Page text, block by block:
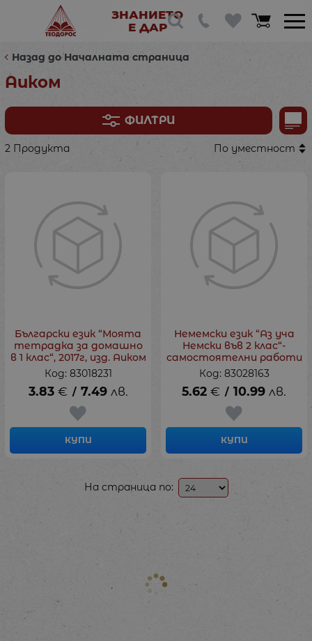
ЗНАНИЕТО
Е ДАР
Назад до Началната страница
Аиком
ФИЛТРИ
2 Продукта По уместност
Български език “Моята
тетрадка за домашно
в 1 клас“, 2017г, изд. Аиком
Код: 83018231
3.83 € / 7.49 лв.
КУПИ
Немемски език “Аз уча
Немски във 2 клас“-
самостоятелни работи
Код: 83028163
5.62 € / 10.99 лв.
КУПИ
На страница по: